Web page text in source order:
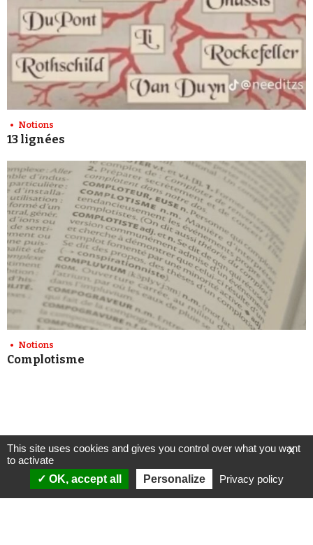
Notions
13 lignées
Notions
Complotisme
ANALYSES
VIDÉOS
X
This site uses cookies and gives you control over what you want
to activate
OK, accept all
Personalize Privacy policy